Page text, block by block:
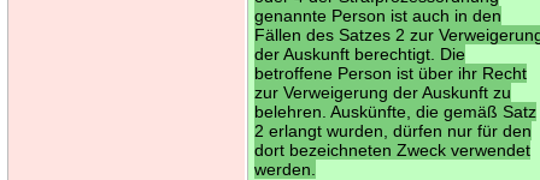
genannte Person ist auch in den
Fällen des Satzes 2 zur
der Auskunft berechtigt. Die
betroffene Person ist über ihr Recht
zur Verweigerung der Auskunft zu
belehren. Auskünfte, die gemäß Satz
2 erlangt wurden, dürfen nur für den
dort bezeichneten Zweck verwendet
werden.